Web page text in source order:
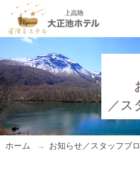
／ス
ホーム お知らせ／スタッフブ